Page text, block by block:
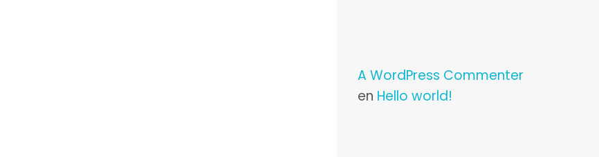
A WordPress Commenter
en Hello world!